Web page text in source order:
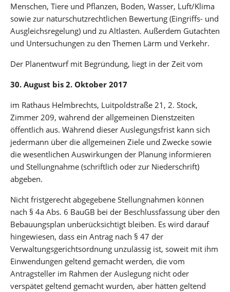
Menschen, Tiere und Pflanzen, Boden, Wasser, Luft/Klima
sowie zur naturschutzrechtlichen Bewertung (Eingriffs- und
Ausgleichsregelung) und zu Altlasten. Außerdem Gutachten
und Untersuchungen zu den Themen Lärm und Verkehr.
Der Planentwurf mit Begründung, liegt in der Zeit vom
30. August bis 2. Oktober 2017
im Rathaus Helmbrechts, Luitpoldstraße 21, 2. Stock,
Zimmer 209, während der allgemeinen Dienstzeiten
öffentlich aus. Während dieser Auslegungsfrist kann sich
jedermann über die allgemeinen Ziele und Zwecke sowie
die wesentlichen Auswirkungen der Planung informieren
und Stellungnahme (schriftlich oder zur Niederschrift)
abgeben.
Nicht fristgerecht abgegebene Stellungnahmen können
nach § 4a Abs. 6 BauGB bei der Beschlussfassung über den
Bebauungsplan unberücksichtigt bleiben. Es wird darauf
hingewiesen, dass ein Antrag nach § 47 der
Verwaltungsgerichtsordnung unzulässig ist, soweit mit ihm
Einwendungen geltend gemacht werden, die vom
Antragsteller im Rahmen der Auslegung nicht oder
verspätet geltend gemacht wurden, aber hätten geltend